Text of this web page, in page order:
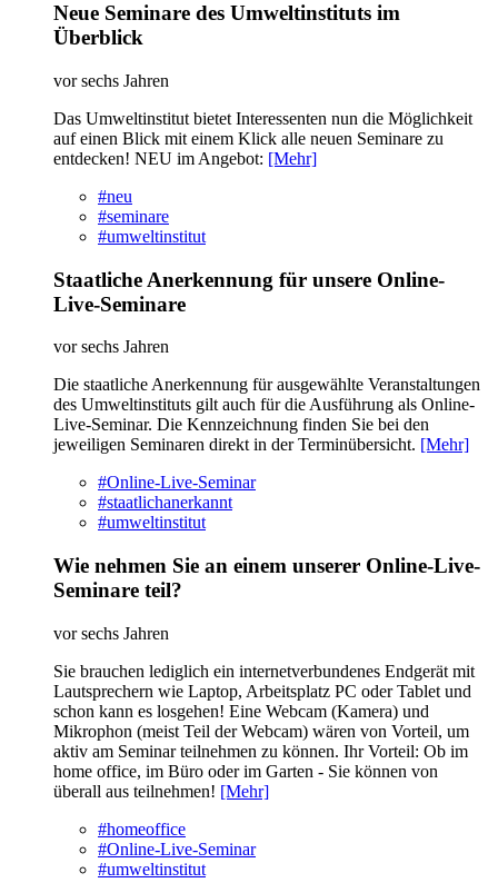
Neue Seminare des Umweltinstituts im
Überblick
vor sechs Jahren
Das Umweltinstitut bietet Interessenten nun die Möglichkeit
auf einen Blick mit einem Klick alle neuen Seminare zu
entdecken! NEU im Angebot: [Mehr]
#neu
#seminare
#umweltinstitut
Staatliche Anerkennung für unsere Online-
Live-Seminare
vor sechs Jahren
Die staatliche Anerkennung für ausgewählte Veranstaltungen
des Umweltinstituts gilt auch für die Ausführung als Online-
Live-Seminar. Die Kennzeichnung finden Sie bei den
jeweiligen Seminaren direkt in der Terminübersicht. [Mehr]
#Online-Live-Seminar
#staatlichanerkannt
#umweltinstitut
Wie nehmen Sie an einem unserer Online-Live-
Seminare teil?
vor sechs Jahren
Sie brauchen lediglich ein internetverbundenes Endgerät mit
Lautsprechern wie Laptop, Arbeitsplatz PC oder Tablet und
schon kann es losgehen! Eine Webcam (Kamera) und
Mikrophon (meist Teil der Webcam) wären von Vorteil, um
aktiv am Seminar teilnehmen zu können. Ihr Vorteil: Ob im
home office, im Büro oder im Garten - Sie können von
überall aus teilnehmen! [Mehr]
#homeoffice
#Online-Live-Seminar
#umweltinstitut